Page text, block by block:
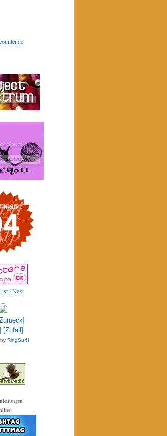
lNext
[Zufall]
RingSurf!